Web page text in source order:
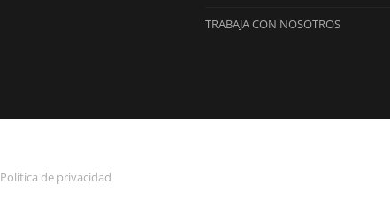
TRABAJA CON NOSOTROS
Politica de privacidad